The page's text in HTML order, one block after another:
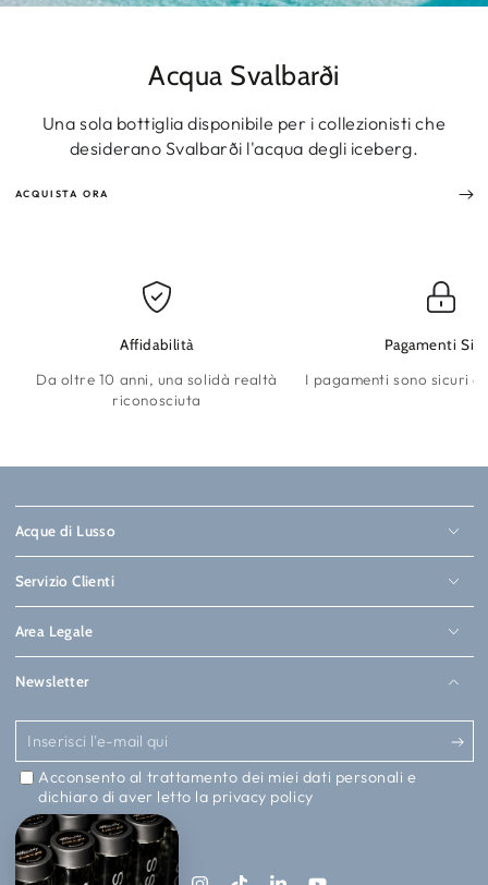
Acqua Svalbarði
Una sola bottiglia disponibile per i collezionisti che
desiderano Svalbarði l'acqua degli iceberg.
ACQUISTA ORA
Affidabilità
Da oltre 10 anni, una solidà realtà
riconosciuta
Pagamenti
I pagamenti sono sicuri
Acque di Lusso
Servizio Clienti
Area Legale
Newsletter
Inserisci
l'e-
mail
qui
Acconsento al trattamento dei miei dati personali e
dichiaro di aver letto la privacy policy
Seguici su